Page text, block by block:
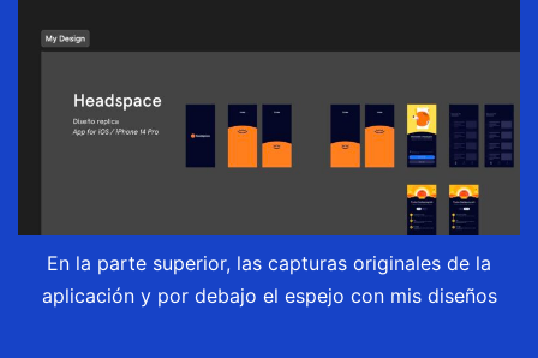
En la parte superior, las capturas originales de la
aplicación y por debajo el espejo con mis diseños